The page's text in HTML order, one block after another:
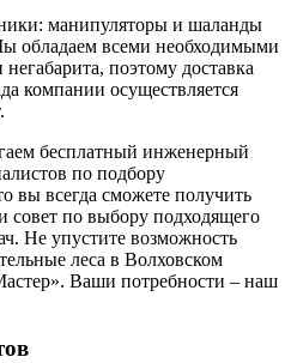
манипуляторы и шаланды
обладаем всеми необходимыми
поэтому доставка
компании осуществляется
бесплатный инженерный
по подбору
вы всегда сможете получить
по выбору подходящего
Не упустите возможность
леса в Волховском
Ваши потребности – наш